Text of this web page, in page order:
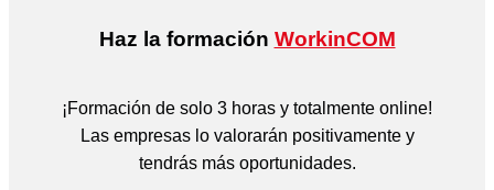
Haz la formación WorkinCOM
¡Formación de solo 3 horas y totalmente online!
Las empresas lo valorarán positivamente y
tendrás más oportunidades.